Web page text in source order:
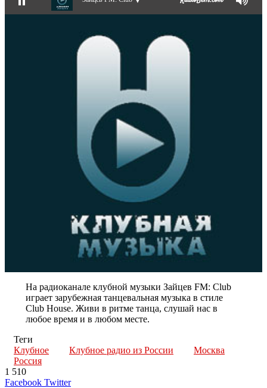
На радиоканале клубной музыки Зайцев FM: Club
играет зарубежная танцевальная музыка в стиле
Club House. Живи в ритме танца, слушай нас в
любое время и в любом месте.
Теги
Клубное
Клубное радио из России
Москва
Россия
1 510
Facebook TwitterLinkedIn
Tumblr
Reddit
Вконтакте
Одноклассники
Skype
Messenger
Messenger
WhatsApp
Telegram
Viber
Line
Поделиться
Печатать